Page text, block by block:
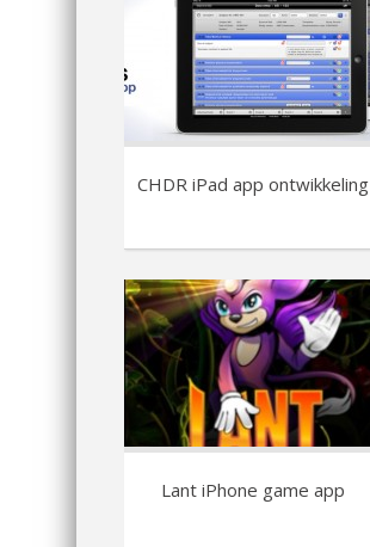
CHDR iPad app ontwikkeling
Lant iPhone game app